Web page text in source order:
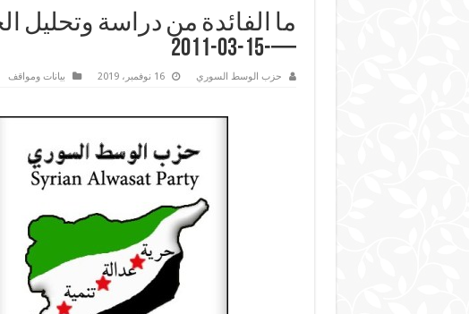
—-15-03-2011
حزب الوسط السوري 16 نوفمبر، 2019 بيانات ومواقف